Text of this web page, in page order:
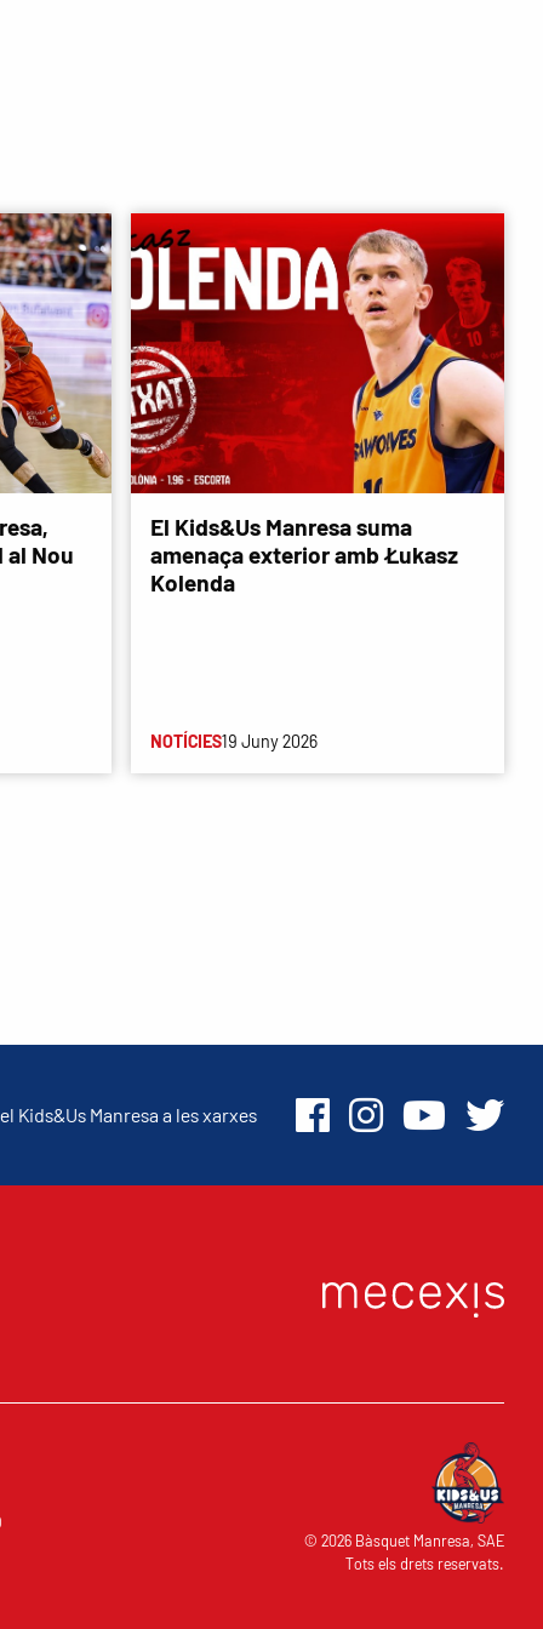
al Nou
El Kids&Us Manresa suma
amenaça exterior amb Łukasz
Kolenda
NOTÍCIES19 Juny 2026
Kids&Us Manresa a les xarxes
© 2026 Bàsquet Manresa, SAE
Tots els drets reservats.